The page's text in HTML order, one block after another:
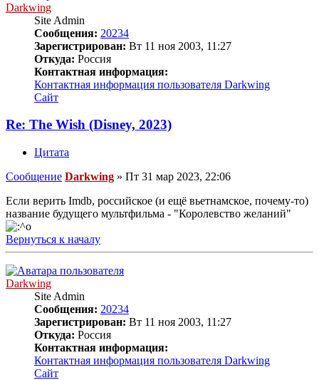
Darkwing
Site Admin
Сообщения: 20234
Зарегистрирован: Вт 11 ноя 2003, 11:27
Откуда: Россия
Контактная информация:
Контактная информация пользователя Darkwing
Сайт
Re: The Wish (Disney, 2023)
Цитата
Сообщение Darkwing » Пт 31 мар 2023, 22:06
Если верить Imdb, российское (и ещё вьетнамское, почему-то)
название будущего мультфильма - "Королевство желаний"
Вернуться к началу
Darkwing
Site Admin
Сообщения: 20234
Зарегистрирован: Вт 11 ноя 2003, 11:27
Откуда: Россия
Контактная информация:
Контактная информация пользователя Darkwing
Сайт